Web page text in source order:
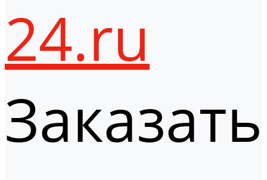
24.ru
Заказать